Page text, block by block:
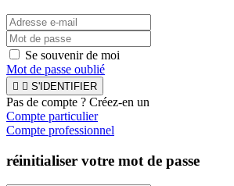
Se souvenir de moi
Mot de passe oublié
  S'IDENTIFIER
Pas de compte ? Créez-en un
Compte particulier
Compte professionnel
réinitialiser votre mot de passe